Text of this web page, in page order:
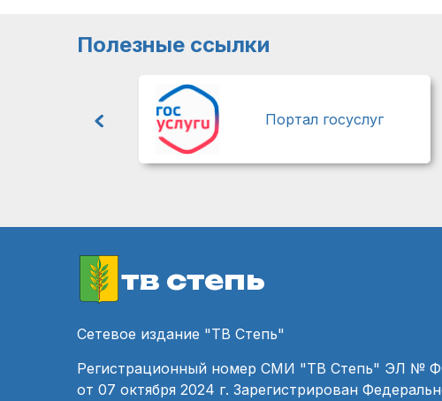
Полезные ссылки
Портал госуслуг
тв степь
Сетевое издание "ТВ Степь"
Регистрационный номер СМИ "ТВ Степь" ЭЛ №
от 07 октября 2024 г. Зарегистрирован